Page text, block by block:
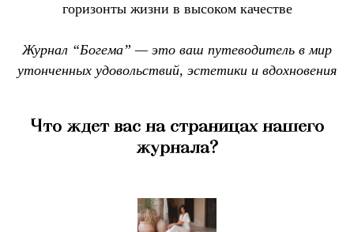
горизонты жизни в высоком качестве
Журнал “Богема” — это ваш путеводитель в мир
утонченных удовольствий, эстетики и вдохновения
Что ждет вас на страницах нашего
журнала?